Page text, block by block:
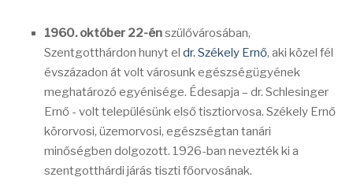
1960. október 22-énszülővárosában,
Szentgotthárdon hunyt el dr. Székely Ernő, aki közel fél
évszázadon át volt városunk egészségügyének
meghatározó egyénisége. Édesapja – dr. Schlesinger
Ernő - volt településünk első tisztiorvosa. Székely Ernő
körorvosi, üzemorvosi, egészségtan tanári
minőségben dolgozott. 1926-ban nevezték ki a
szentgotthárdi járás tiszti főorvosának.